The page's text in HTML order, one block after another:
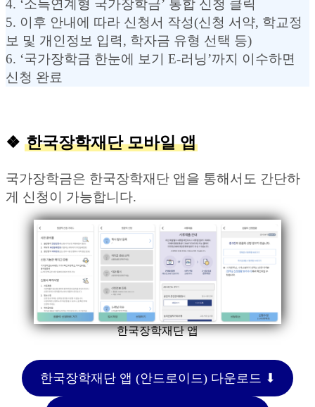
4. ‘소득연계형 국가장학금’ 통합 신청 클릭
5. 이후 안내에 따라 신청서 작성(신청 서약, 학교정
보 및 개인정보 입력, 학자금 유형 선택 등)
6. ‘국가장학금 한눈에 보기 E-러닝’까지 이수하면
신청 완료
❖ 한국장학재단 모바일 앱
국가장학금은 한국장학재단 앱을 통해서도 간단하
게 신청이 가능합니다.
한국장학재단 앱
한국장학재단 앱 (안드로이드) 다운로드 ⬇︎